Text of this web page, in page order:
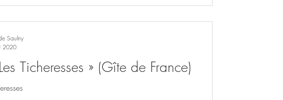
Ticheresses » (Gîte de France)
Saulny
2020